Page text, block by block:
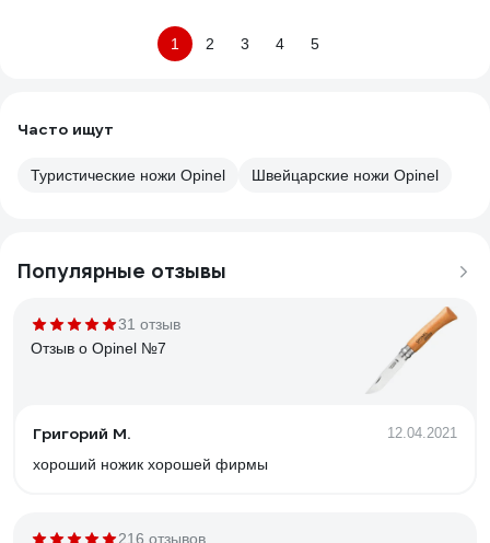
1 2 3 4 5
Часто ищут
Туристические ножи Opinel Швейцарские ножи Opinel
Популярные отзывы
31 отзыв
Отзыв о Opinel №7
Григорий М. 12.04.2021
хороший ножик хорошей фирмы
216 отзывов